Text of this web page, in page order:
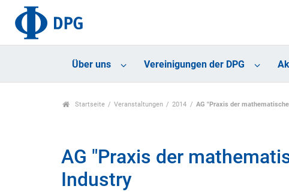
Über uns Vereinigungen der DPG
Startseite Veranstaltungen 2014 AG "Praxis der
AG "Praxis der
Industry